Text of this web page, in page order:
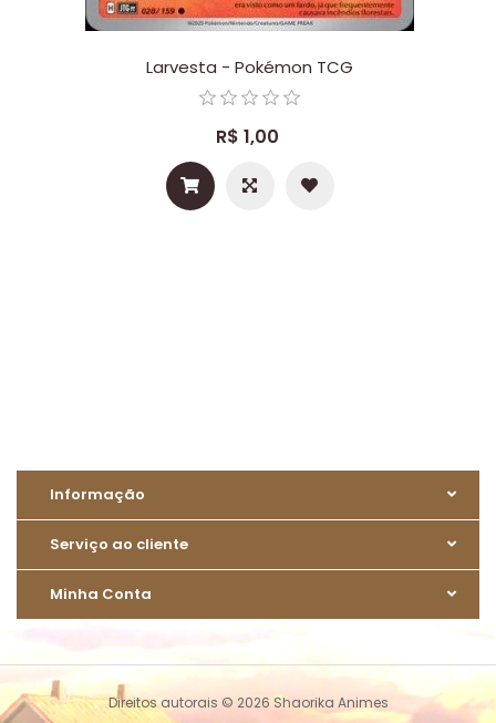
Larvesta - Pokémon TCG
R$ 1,00
Informação
Serviço ao cliente
Minha Conta
Direitos autorais © 2026 Shaorika Animes